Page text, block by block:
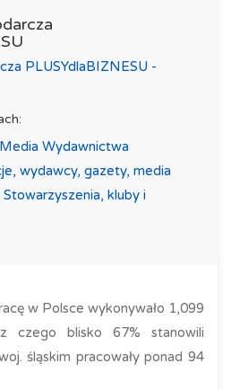
PLUSYdlaBIZNESU -
Wydawnictwa
wydawcy, gazety, media
Stowarzyszenia, kluby i
w Polsce wykonywało 1,099
czego blisko 67% stanowili
śląskim pracowały ponad 94